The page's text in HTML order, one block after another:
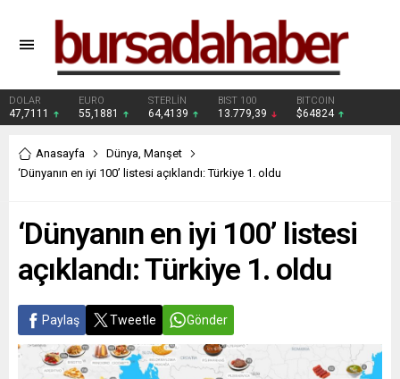
DOLAR
47,7111
EURO
55,1881
STERLİN
64,4139
BIST 100
13.779,39
BITCOIN
$64824
Anasayfa Dünya, Manşet
‘Dünyanın en iyi 100’ listesi açıklandı: Türkiye 1. oldu
‘Dünyanın en iyi 100’ listesi
açıklandı: Türkiye 1. oldu
Paylaş Tweetle Gönder